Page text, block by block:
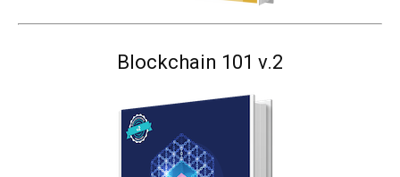
Blockchain 101 v.2